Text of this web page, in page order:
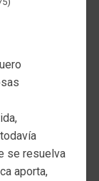
se resuelva
aporta,